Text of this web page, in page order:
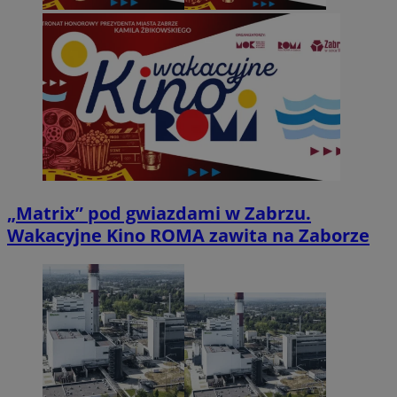
„Matrix” pod gwiazdami w Zabrzu.
Wakacyjne Kino ROMA zawita na Zaborze